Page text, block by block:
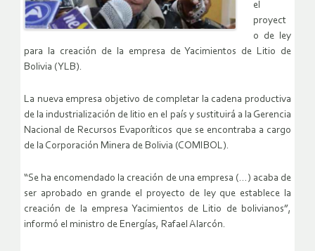
el
proyect
o de ley
para la creación de la empresa de Yacimientos de Litio de
Bolivia (YLB).
La nueva empresa objetivo de completar la cadena productiva
de la industrialización de litio en el país y sustituirá a la Gerencia
Nacional de Recursos Evaporíticos que se encontraba a cargo
de la Corporación Minera de Bolivia (COMIBOL).
“Se ha encomendado la creación de una empresa (…) acaba de
ser aprobado en grande el proyecto de ley que establece la
creación de la empresa Yacimientos de Litio de bolivianos”,
informó el ministro de Energías, Rafael Alarcón.